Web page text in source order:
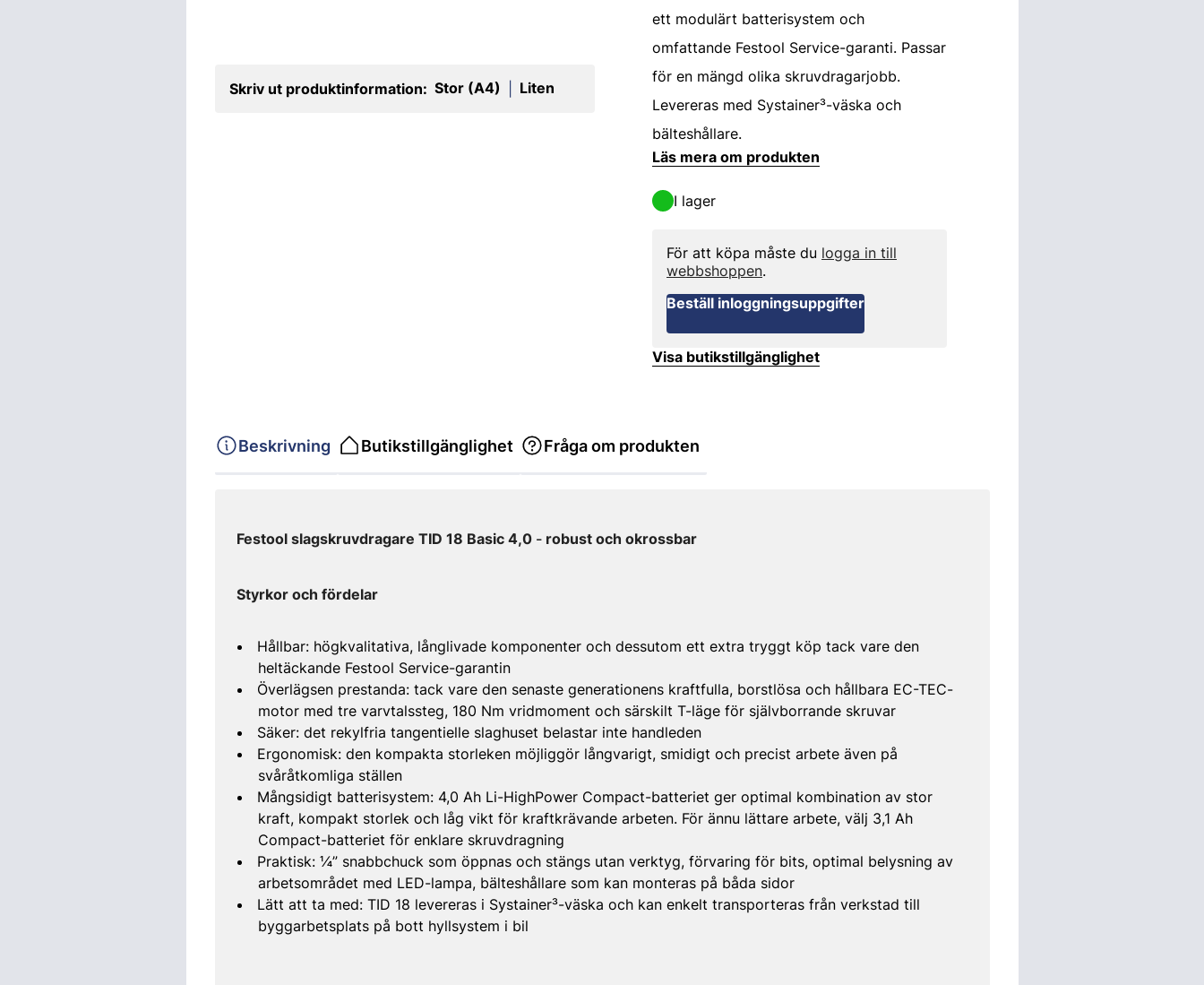
Skriv ut produktinformation: Stor (A4) Liten
ett modulärt batterisystem och
omfattande Festool Service-garanti. Passar
för en mängd olika skruvdragarjobb.
Levereras med Systainer³-väska och
bälteshållare.
Läs mera om produkten
I lager
För att köpa måste du logga in till
webbshoppen.
Beställ inloggningsuppgifter
Visa butikstillgänglighet
Beskrivning Butikstillgänglighet Fråga om produkten
Festool slagskruvdragare TID 18 Basic 4,0 –robust och okrossbar
Styrkor och fördelar
Hållbar: högkvalitativa, långlivade komponenter och dessutom ett extra tryggt köp tack vare den
heltäckande Festool Service-garantin
Överlägsen prestanda: tack vare den senaste generationens kraftfulla, borstlösa och hållbara EC-TEC-
motor med tre varvtalssteg, 180 Nm vridmoment och särskilt T-läge för självborrande skruvar
Säker: det rekylfria tangentielle slaghuset belastar inte handleden
Ergonomisk: den kompakta storleken möjliggör långvarigt, smidigt och precist arbete även på
svåråtkomliga ställen
Mångsidigt batterisystem: 4,0 Ah Li-HighPower Compact-batteriet ger optimal kombination av stor
kraft, kompakt storlek och låg vikt för kraftkrävande arbeten. För ännu lättare arbete, välj 3,1 Ah
Compact-batteriet för enklare skruvdragning
Praktisk: ¼” snabbchuck som öppnas och stängs utan verktyg, förvaring för bits, optimal belysning av
arbetsområdet med LED-lampa, bälteshållare som kan monteras på båda sidor
Lätt att ta med: TID 18 levereras i Systainer³-väska och kan enkelt transporteras från verkstad till
byggarbetsplats på bott hyllsystem i bil